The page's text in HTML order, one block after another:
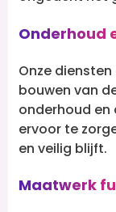
Onderhoud
Onze
bouwen van
onderhoud
ervoor te
en veilig blijft.
Maatwerk